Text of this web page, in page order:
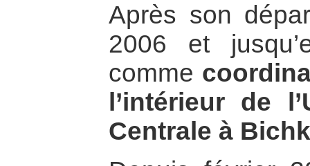
Après son
2006 et
comme
l’intérieur de
Centrale à